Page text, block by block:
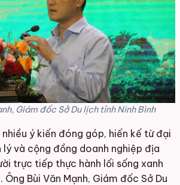
Giám đốc Sở Du lịch tỉnh Ninh Bình
ý kiến đóng góp, hiến kế từ đại
lý và cộng đồng doanh nghiệp địa
trực tiếp thực hành lối sống xanh
Bùi Văn Mạnh, Giám đốc Sở Du